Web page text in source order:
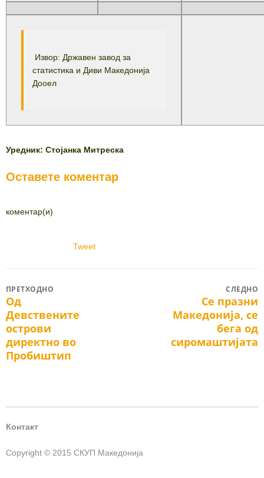
Извор: Државен завод за
статистика и Диви Македонија
Дооел
Уредник: Стојанка Митреска
Оставете коментар
коментар(и)
Tweet
Post
navigation
ПРЕТХОДНО
Previous
post:
Од
Девствените
острови
директно во
Пробиштип
СЛЕДНО
post:
Се празни
Македонија, се
бега од
сиромаштијата
Контакт
Copyright © 2015 СКУП Македонија